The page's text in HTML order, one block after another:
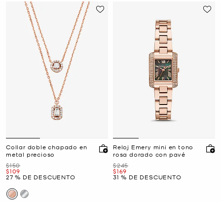
Collar doble chapado en
metal precioso
Era
$150
Ahora
$109
27 % DE DESCUENTO
Reloj Emery mini en tono
rosa dorado con pavé
Era
$245
Ahora
$169
31 % DE DESCUENTO